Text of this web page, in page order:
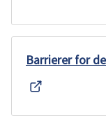
Barrierer for